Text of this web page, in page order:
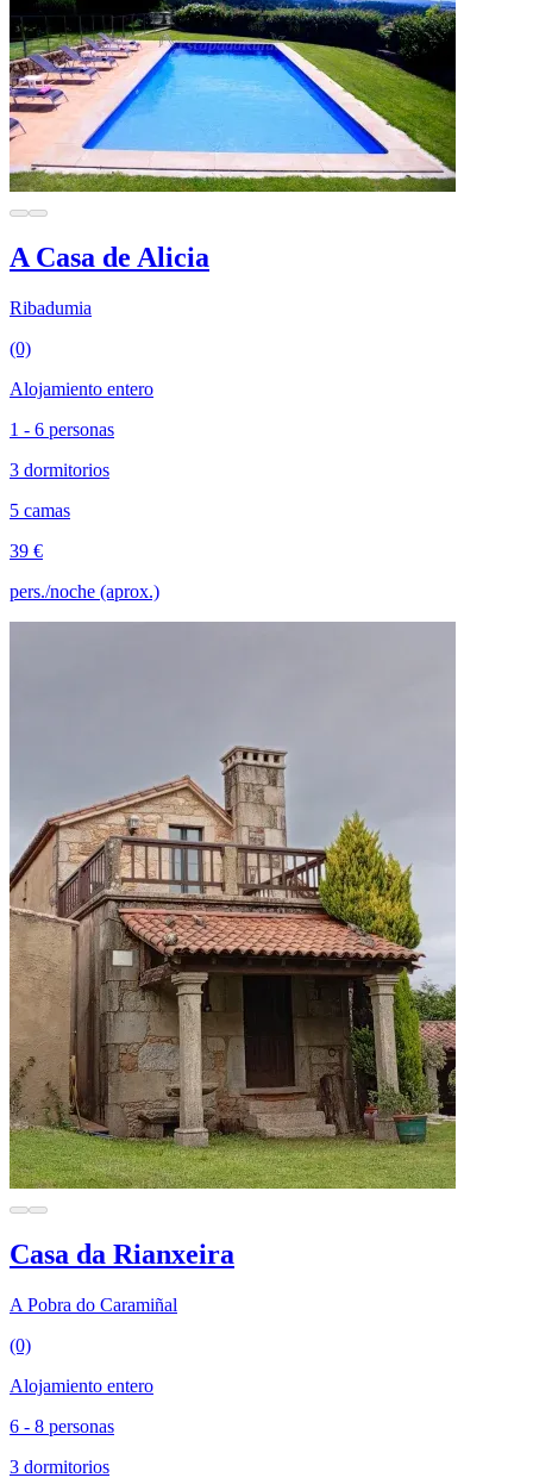
A Casa de Alicia
Ribadumia
(0)
Alojamiento entero
1 - 6 personas
3 dormitorios
5 camas
39 €
pers./noche (aprox.)
Casa da Rianxeira
A Pobra do Caramiñal
(0)
Alojamiento entero
6 - 8 personas
3 dormitorios